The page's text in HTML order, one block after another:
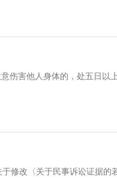
害他人身体的，处五日以
改〈关于民事诉讼证据的